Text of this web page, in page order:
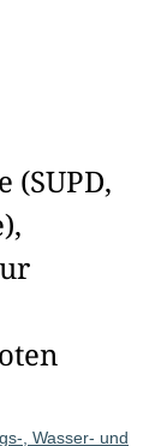
(SUPD,
, Wasser- und